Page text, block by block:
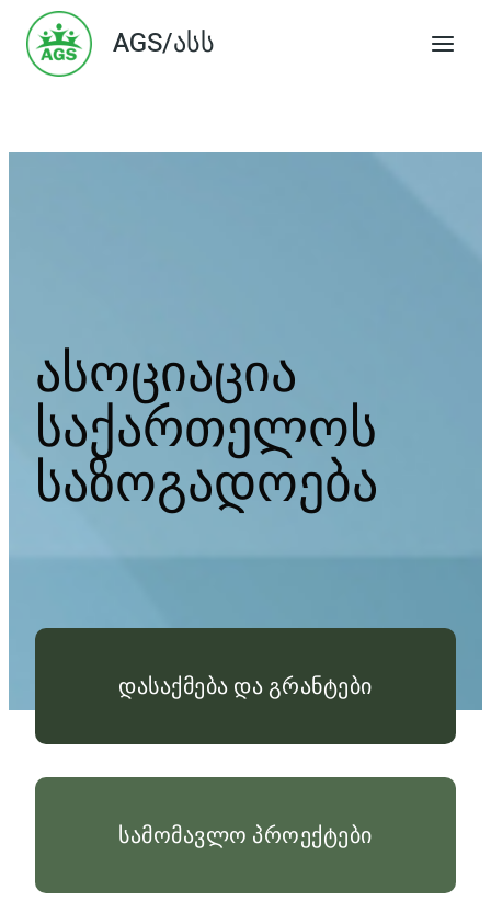
Skip
content
AGS/ასს
ასოციაცია
საქართელოს
საზოგადოება
დასაქმება და გრანტები
სამომავლო პროექტები